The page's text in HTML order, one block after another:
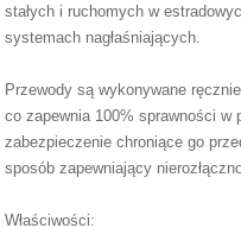
stałych i ruchomych w
systemach nagłaśniających.
Przewody są wykonywane
co zapewnia 100% sprawności w
zabezpieczenie chroniące go
sposób zapewniający
Właściwości: